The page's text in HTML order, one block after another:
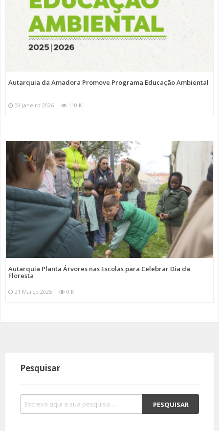
Autarquia da Amadora Promove Programa Educação Ambiental
09 Janeiro 2026 110 K
Autarquia Planta Árvores nas Escolas para Celebrar Dia da
Floresta
21 Março 2025 0 K
Pesquisar